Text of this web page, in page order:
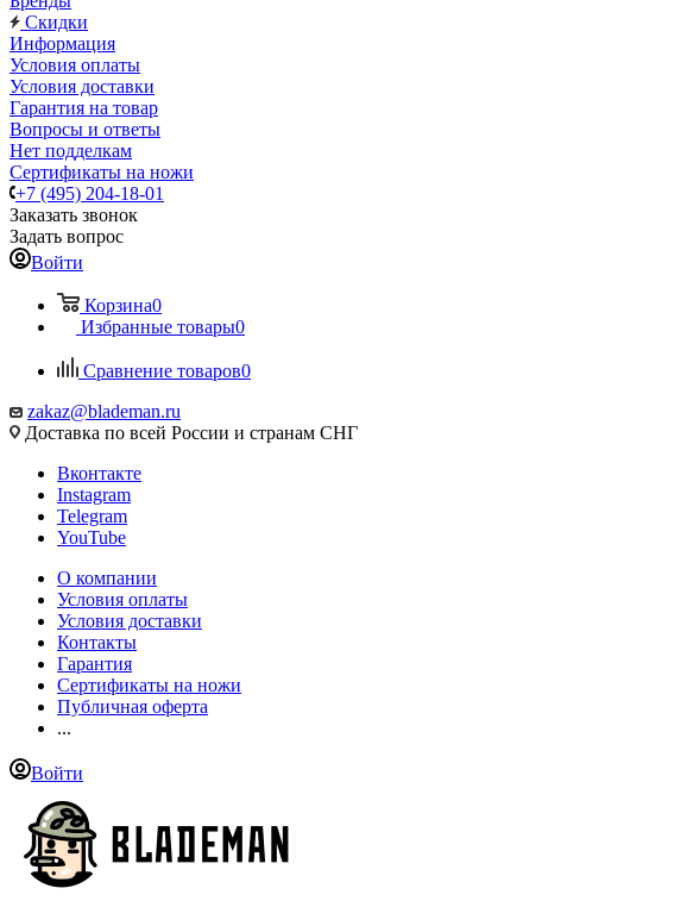
Скидки
Информация
Условия оплаты
Условия доставки
Гарантия на товар
Вопросы и ответы
Нет подделкам
Сертификаты на ножи
+7 (495) 204-18-01
Заказать звонок
Задать вопрос
Войти
Корзина0
Избранные товары0
Сравнение товаров0
zakaz@blademan.ru
Доставка по всей России и странам СНГ
Вконтакте
Instagram
Telegram
YouTube
О компании
Условия оплаты
Условия доставки
Контакты
Гарантия
Сертификаты на ножи
Публичная оферта
...
Войти